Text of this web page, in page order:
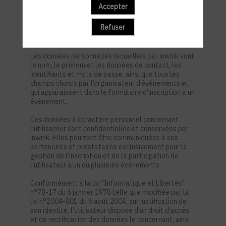
s’inscrire à un évènement, d’accéder au site d’un
évènement, et de consulter les informations
relatives à l’organisation pratique et logistique d’un
Les données personnelles recueillies par inwink sont
le nom, le prénom et les données de contact, les
identifiants et mots de passe, ainsi que tous les
champs choisis par l’organisateur d’évènements et
qui apparaissent dans le formulaire d’inscription à un
évènement.
Ces données à caractère personnel concernant
l’utilisateur sont confidentielles et conservées par
inwink. Elles pourront être communiquées à ses
partenaires et prestataires exclusivement pour la
gestion de l’inscription et de la participation de
l’utilisateur à un ou plusieurs évènements.
Conformément à la loi "Informatique et Libertés"
n°78-17 du 6 janvier 1978 telle que modifiée par la
loi n°2004-801 du 6 août 2004, sur justification de
son identité, l’utilisateur dispose d'un droit d'accès
et de rectification des données le concernant, ainsi
Accepter
Refuser